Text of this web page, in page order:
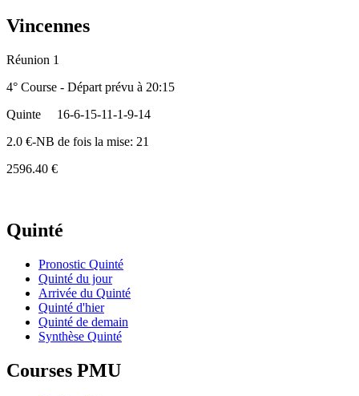
Vincennes
Réunion 1
4° Course - Départ prévu à 20:15
Quinte
16-6-15-11-1-9-14
2.0 €-NB de fois la mise: 21
2596.40 €
Quinté
Pronostic Quinté
Quinté du jour
Arrivée du Quinté
Quinté d'hier
Quinté de demain
Synthèse Quinté
Courses PMU